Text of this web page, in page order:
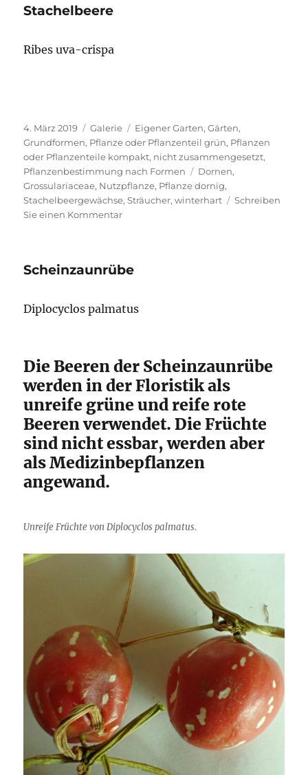
Stachelbeere
Ribes uva-crispa
Veröffentlicht
am
4. März 2019 Format
Galerie Kategorien
Eigener Garten,Gärten,
Grundformen, Pflanze oder Pflanzenteil grün, Pflanzen
oder Pflanzenteile kompakt, nicht zusammengesetzt,
Pflanzenbestimmung nach Formen
Schlagwörter
Dornen,
Grossulariaceae, Nutzpflanze, Pflanze dornig,
Stachelbeergewächse,Sträucher,winterhart
Schreiben
Sie einen Kommentarzu
Scheinzaunrübe
Diplocyclos palmatus
Die Beeren der Scheinzaunrübe
werden in der Floristik als
unreife grüne und reife rote
Beeren verwendet. Die Früchte
sind nicht essbar, werden aber
als Medizinbepflanzen
angewand.
Unreife Früchte von Diplocyclos palmatus.